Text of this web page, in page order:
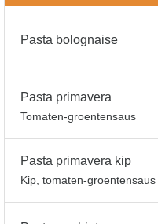
Pasta bolognaise
Pasta primavera
Tomaten-groentensaus
Pasta primavera kip
Kip, tomaten-groentensaus